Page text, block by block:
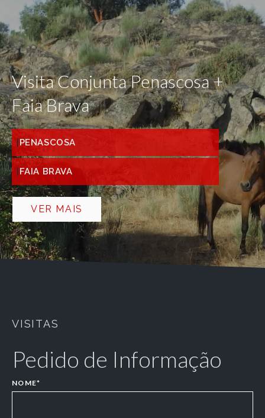
Visita Conjunta Penascosa +
Faia Brava
PENASCOSA
FAIA BRAVA
VER MAIS
VISITAS
Pedido de Informação
NOME*